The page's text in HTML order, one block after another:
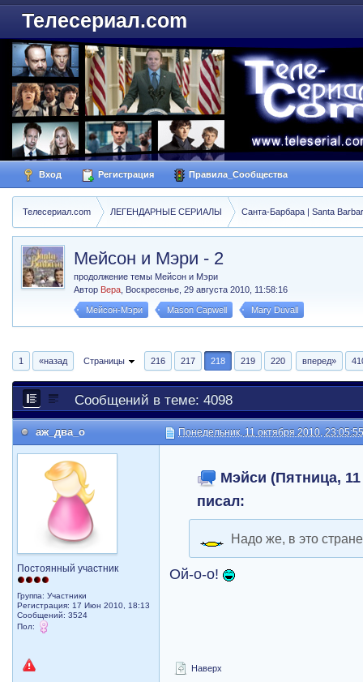
Телесериал.com
Вход Регистрация Правила_Сообщества
Телесериал.com ЛЕГЕНДАРНЫЕ СЕРИАЛЫ Санта-Барбара | Santa
Мейсон и Мэри - 2
продолжение темы Мейсон и Мэри
Автор Вера Воскресенье, 29 августа 2010, 11:58:16
Мейсон-Мэри Mason Capwell Mary Duvall
1 «назад Страницы 216 217 218 219 220 вперед»
Сообщений в теме: 4098
аж_два_о Понедельник, 11 октября 2010,
Постоянный участник
Группа: Участники
Регистрация: 17 Июн 2010, 18:13
Сообщений: 3524
Пол:
Мэйси (Пятница,
писал:
Надо же, в это
Ой-о-о!
Наверх